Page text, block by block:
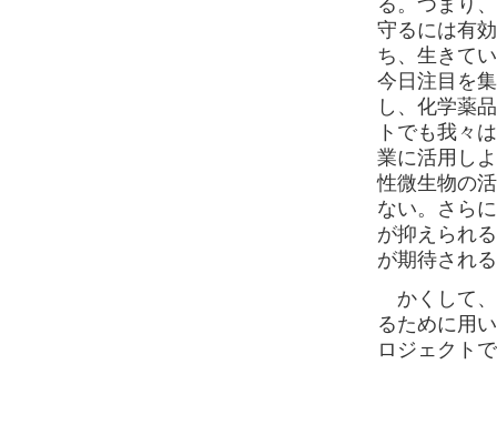
守るには有
ち、生きて
今日注目を
し、化学薬
トでも我々
業に活用し
性微生物の
ない。さら
が抑えられ
が期待され
かくして、
るために用
ロジェクト